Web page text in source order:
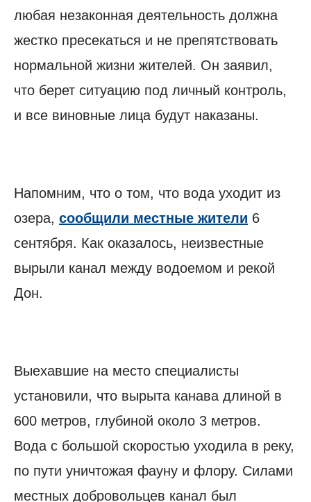
любая незаконная деятельность должна
жестко пресекаться и не препятствовать
нормальной жизни жителей. Он заявил,
что берет ситуацию под личный контроль,
и все виновные лица будут наказаны.
Напомним, что о том, что вода уходит из
озера, сообщили местные жители 6
сентября. Как оказалось, неизвестные
вырыли канал между водоемом и рекой
Дон.
Выехавшие на место специалисты
установили, что вырыта канава длиной в
600 метров, глубиной около 3 метров.
Вода с большой скоростью уходила в реку,
по пути уничтожая фауну и флору. Силами
местных добровольцев канал был